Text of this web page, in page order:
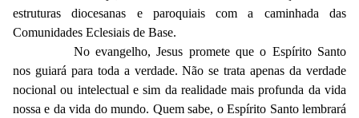
estruturas diocesanas e paroquiais com a caminhada das
Comunidades Eclesiais de Base.
No evangelho, Jesus promete que o Espírito Santo
nos guiará para toda a verdade. Não se trata apenas da verdade
nocional ou intelectual e sim da realidade mais profunda da vida
nossa e da vida do mundo. Quem sabe, o Espírito Santo lembrará